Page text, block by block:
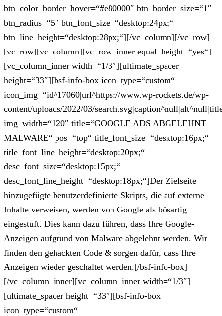
btn_color_border_hover=“#e80000″ btn_border_size=“1″
btn_radius=“5″ btn_font_size=“desktop:24px;“
btn_line_height=“desktop:28px;“][/vc_column][/vc_row]
[vc_row][vc_column][vc_row_inner equal_height=“yes“]
[vc_column_inner width=“1/3″][ultimate_spacer
height=“33″][bsf-info-box icon_type=“custom“
icon_img=“id^17060|url^https://www.wp-rockets.de/wp-
content/uploads/2022/03/
img_width=“120″ title=“GOOGLE ADS ABGELEHNT
MALWARE“ pos=“top“ title_font_size=“desktop:16px;“
title_font_line_height=“desktop:20px;“
desc_font_size=“desktop:15px;“
desc_font_line_height=“desktop:18px;“]Der Zielseite
hinzugefügte benutzerdefinierte Skripts, die auf externe
Inhalte verweisen, werden von Google als bösartig
eingestuft. Dies kann dazu führen, dass Ihre Google-
Anzeigen aufgrund von Malware abgelehnt werden. Wir
finden den gehackten Code & sorgen dafür, dass Ihre
Anzeigen wieder geschaltet werden.[/bsf-info-box]
[/vc_column_inner][vc_column_inner width=“1/3″]
[ultimate_spacer height=“33″][bsf-info-box
icon_type=“custom“